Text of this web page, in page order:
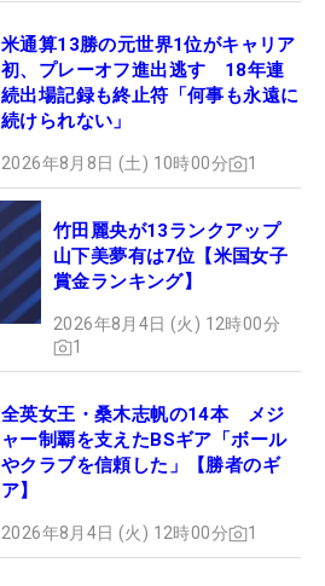
米通算13勝の元世界1位がキャリア
初、プレーオフ進出逃す 18年連
続出場記録も終止符「何事も永遠に
続けられない」
2026年8月8日 (土) 10時00分 1
竹田麗央が13ランクアップ
山下美夢有は7位【米国女子
賞金ランキング】
2026年8月4日 (火) 12時00分
1
全英女王・桑木志帆の14本 メジ
ャー制覇を支えたBSギア「ボール
やクラブを信頼した」【勝者のギ
ア】
2026年8月4日 (火) 12時00分 1